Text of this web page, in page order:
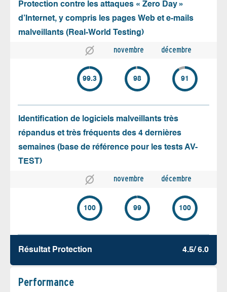
Protection contre les attaques « Zero Day »
d’Internet, y compris les pages Web et e-mails
malveillants (Real-World Testing)
novembre décembre
99.3 98 91
Identification de logiciels malveillants très
répandus et très fréquents des 4 dernières
semaines (base de référence pour les tests AV-
TEST)
novembre décembre
100 99 100
Résultat Protection 4.5/ 6.0
Performance